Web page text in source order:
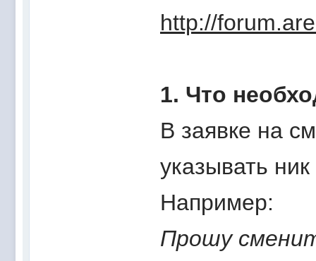
http://
1. Что
В заявке на
указывать
Например:
Прошу